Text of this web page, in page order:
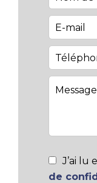
J’ai lu
de